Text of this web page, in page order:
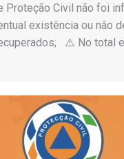
Proteção Civil não foi
existência ou não
⚠️ No total